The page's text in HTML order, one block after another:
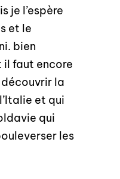
je l’espère
et le
bien
il faut encore
la
et qui
qui
les